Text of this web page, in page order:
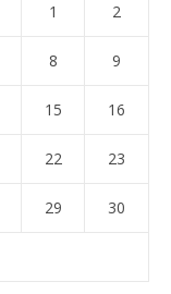
1 2
8 9
15 16
22 23
29 30